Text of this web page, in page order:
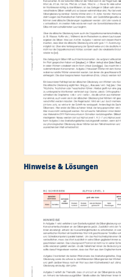
Hinweise & Lösungen